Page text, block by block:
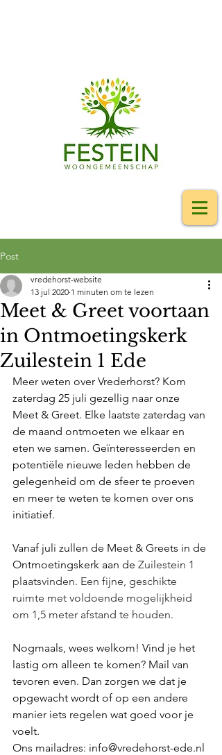
Post
Meet & Greet voortaan
in Ontmoetingskerk
Zuilestein 1 Ede
vredehorst-website
13 jul 2020 1 minuten om te lezen
Meer weten over Vrederhorst? Kom
zaterdag 25 juli gezellig naar onze
Meet & Greet. Elke laatste zaterdag van
de maand ontmoeten we elkaar en
eten we samen. Geïnteresseerden en
potentiële nieuwe leden hebben de
gelegenheid om de sfeer te proeven
en meer te weten te komen over ons
initiatief.
Vanaf juli zullen de Meet & Greets in de
Ontmoetingskerk aan de Zuilestein 1
plaatsvinden. Een fijne, geschikte
ruimte met voldoende mogelijkheid
om 1,5 meter afstand te houden.
Nogmaals, wees welkom! Vind je het
lastig om alleen te komen? Mail van
tevoren even. Dan zorgen we dat je
opgewacht wordt of op een andere
manier iets regelen wat goed voor je
voelt.
Ons mailadres: info@vredehorst-ede.nl